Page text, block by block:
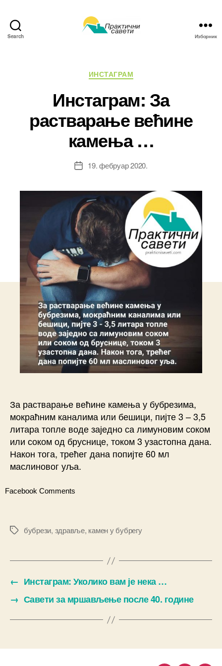
Search Изборник
Категорије
ИНСТАГРАМ
Инстаграм: За
растварање већине
камења …
Датум19. фебруар 2020.
За растварање већине камења у бубрезима,
мокраћним каналима или бешици, пијте 3 – 3,5
литара топле воде заједно са лимуновим соком
или соком од бруснице, током 3 узастопна дана.
Након тога, трећег дана попијте 60 мл
маслиновог уља.
Facebook Comments
Ознакебубрези, здравље, камен у бубрегу
← Инстаграм: Уколико вам је нека …
→ Савети за мршављење после 40. године